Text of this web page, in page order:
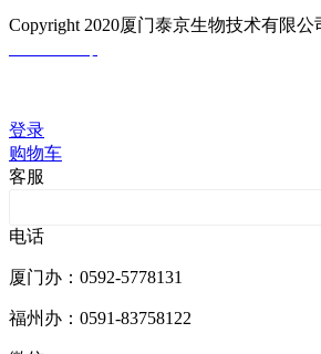
Copyright 2020厦门泰京生物技术有限
登录
购物车
客服
电话
厦门办：0592-5778131
福州办：0591-83758122